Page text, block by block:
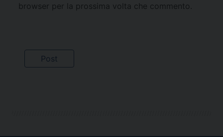
browser per la prossima volta che commento.